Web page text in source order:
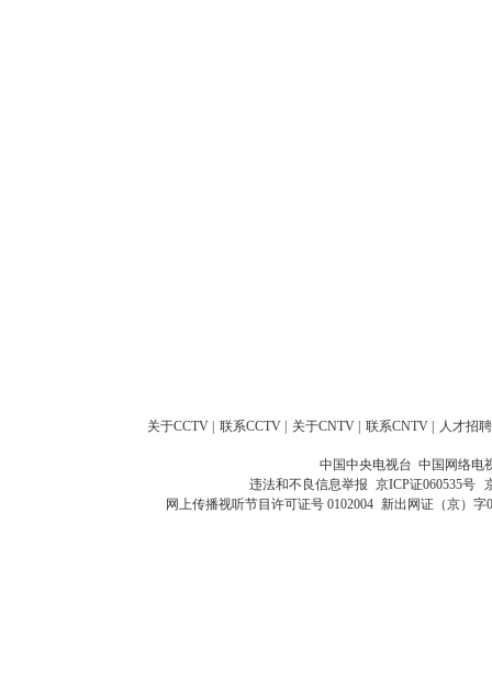
关于CCTV 联系CCTV 关于CNTV 联系CNTV 人才招聘
中国中央电视台 中国网络电
违法和不良信息举报 京ICP证060535号
网上传播视听节目许可证号 0102004 新出网证（京）